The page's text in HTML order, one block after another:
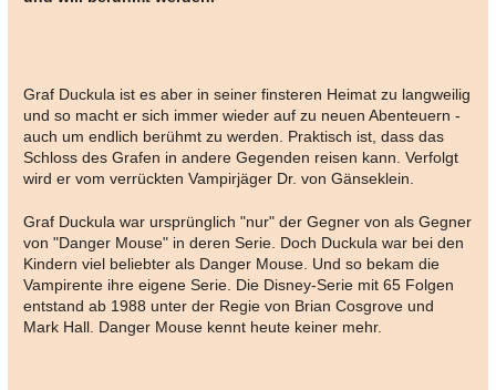
Graf Duckula ist es aber in seiner finsteren Heimat zu langweilig
und so macht er sich immer wieder auf zu neuen Abenteuern -
auch um endlich berühmt zu werden. Praktisch ist, dass das
Schloss des Grafen in andere Gegenden reisen kann. Verfolgt
wird er vom verrückten Vampirjäger Dr. von Gänseklein.
Graf Duckula war ursprünglich "nur" der Gegner von als Gegner
von "Danger Mouse" in deren Serie. Doch Duckula war bei den
Kindern viel beliebter als Danger Mouse. Und so bekam die
Vampirente ihre eigene Serie. Die Disney-Serie mit 65 Folgen
entstand ab 1988 unter der Regie von Brian Cosgrove und
Mark Hall. Danger Mouse kennt heute keiner mehr.